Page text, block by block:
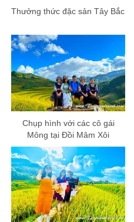
Thưởng thức đặc sản Tây Bắc
Chụp hình với các cô gái
Mông tại Đồi Mâm Xôi